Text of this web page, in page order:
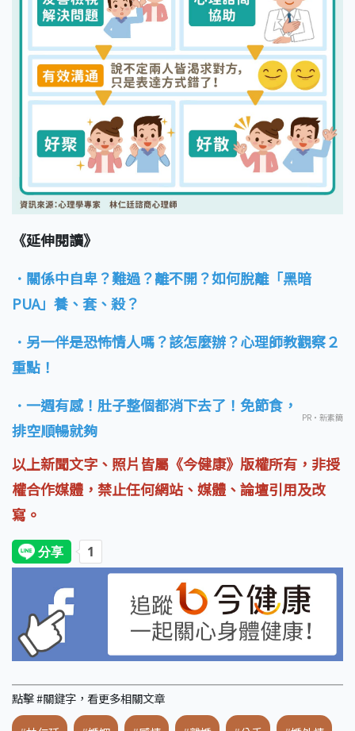
《延伸閱讀》
．關係中自卑？難過？離不開？如何脫離「黑暗
PUA」養、套、殺？
．另一伴是恐怖情人嗎？該怎麼辦？心理師教觀察２
重點！
．一週有感！肚子整個都消下去了！免節食，
排空順暢就夠
PR・新素簡
以上新聞文字、照片皆屬《今健康》版權所有，非授
權合作媒體，禁止任何網站、媒體、論壇引用及改
寫。
點擊 #關鍵字，看更多相關文章